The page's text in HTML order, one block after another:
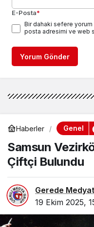
E-Posta*
Bir dahaki sefere yorum
posta adresimi ve web
Yorum Gönder
Haberler Genel
Samsun
Çiftçi Bulundu
Gerede
19 Ekim 2025,